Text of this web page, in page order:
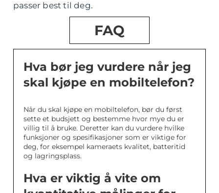
passer best til deg.
FAQ
Hva bør jeg vurdere når jeg
skal kjøpe en mobiltelefon?
Når du skal kjøpe en mobiltelefon, bør du først
sette et budsjett og bestemme hvor mye du er
villig til å bruke. Deretter kan du vurdere hvilke
funksjoner og spesifikasjoner som er viktige for
deg, for eksempel kameraets kvalitet, batteritid
og lagringsplass.
Hva er viktig å vite om